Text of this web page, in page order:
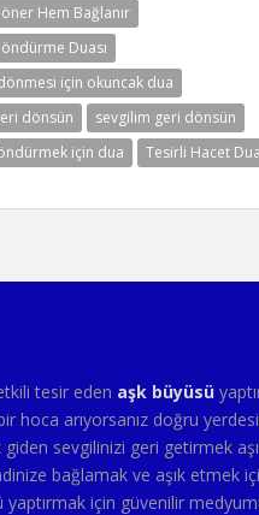
Hem Bağlanır
Duası
için okuncak dua
dönsün
sevgilim geri dönsün
için dua
Tesirli Hacet
tesir eden aşk büyüsü
hoca arıyorsanız doğru
sevgilinizi geri getirmek
bağlamak ve aşık etmek
yaptırmak için güvenilir